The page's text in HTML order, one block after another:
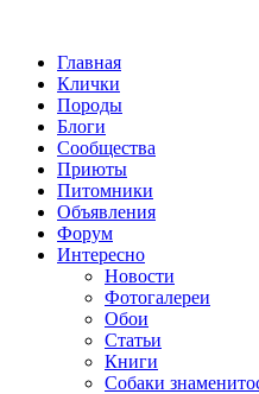
Главная
Клички
Породы
Блоги
Сообщества
Приюты
Питомники
Объявления
Форум
Интересно
Новости
Фотогалереи
Обои
Статьи
Книги
Собаки